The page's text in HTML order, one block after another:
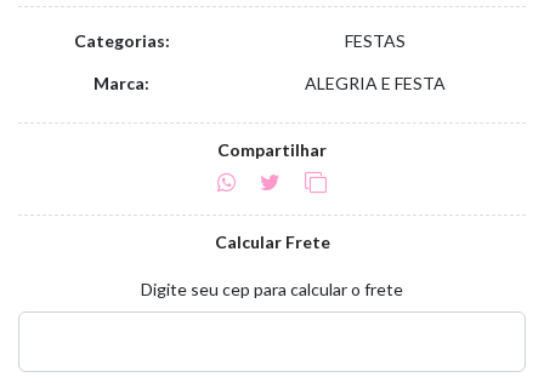
Categorias: FESTAS
Marca: ALEGRIA E FESTA
Compartilhar
Calcular Frete
Digite seu cep para calcular o frete